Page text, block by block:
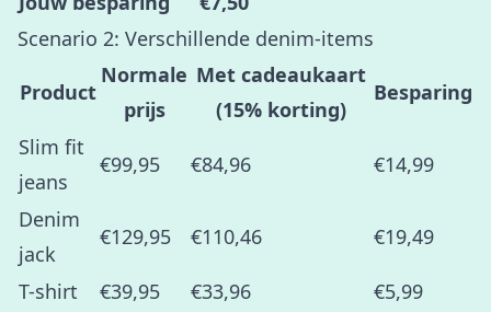
Scenario 2: Verschillende denim-items
Product
Normale
prijs
Met cadeaukaart
(15% korting)
Besparing
Slim fit
jeans
€99,95 €84,96 €14,99
Denim
jack
€129,95 €110,46 €19,49
T-shirt €39,95 €33,96
€5,99